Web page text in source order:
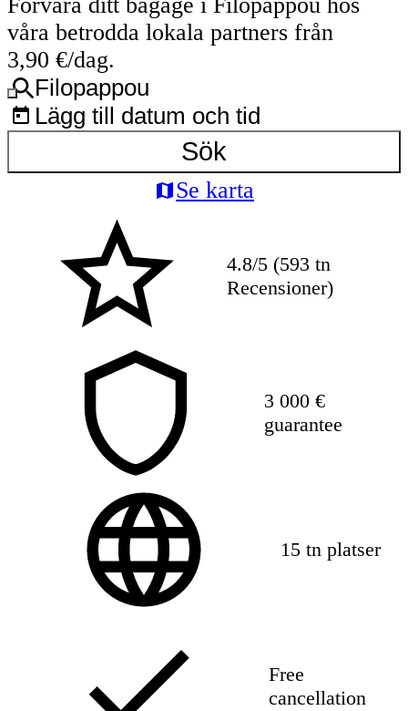
Förvara ditt bagage i Filopappou hos
våra betrodda lokala partners från
3,90 €/dag.
Filopappou
Lägg till datum och tid
Sök
Se karta
4.8/5 (593 tn
Recensioner)
3 000 €
guarantee
15 tn platser
Free
cancellation